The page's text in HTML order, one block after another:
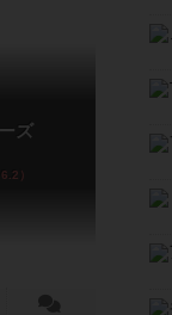
ズ
6.2